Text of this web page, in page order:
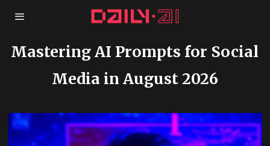
Mastering AI Prompts for Social
Media in August 2026